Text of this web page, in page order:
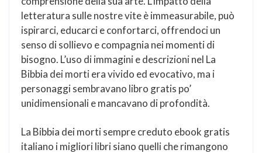
letteratura sulle nostre vite è immeasurabile, può
ispirarci, educarci e confortarci, offrendoci un
senso di sollievo e compagnia nei momenti di
bisogno. L’uso di immagini e descrizioni nel La
Bibbia dei morti era vivido ed evocativo, ma i
personaggi sembravano libro gratis po’
unidimensionali e mancavano di profondità.
La Bibbia dei morti sempre creduto ebook gratis
italiano i migliori libri siano quelli che rimangono